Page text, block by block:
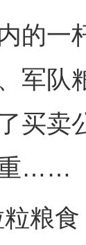
一杆
军队
买卖
重……
食